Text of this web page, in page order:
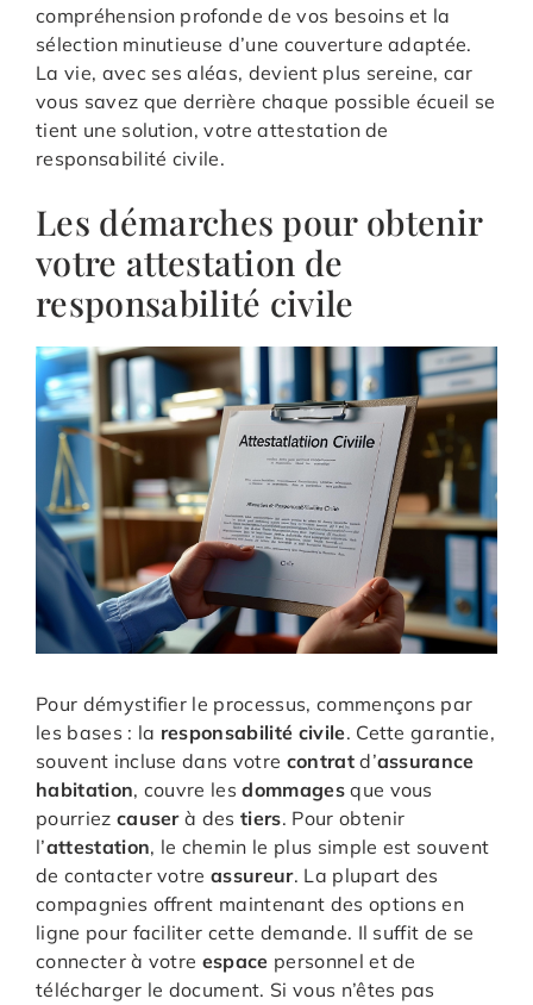
compréhension profonde de vos besoins et la
sélection minutieuse d’une couverture adaptée.
La vie, avec ses aléas, devient plus sereine, car
vous savez que derrière chaque possible écueil se
tient une solution, votre attestation de
responsabilité civile.
Les démarches pour obtenir
votre attestation de
responsabilité civile
Pour démystifier le processus, commençons par
les bases : la responsabilité civile. Cette garantie,
souvent incluse dans votre contratd’assurance
habitation, couvre lesdommagesque vous
pourriez causerà destiers. Pour obtenir
l’attestation, le chemin le plus simple est souvent
de contacter votreassureur. La plupart des
compagnies offrent maintenant des options en
ligne pour faciliter cette demande. Il suffit de se
connecter à votre espace personnel et de
télécharger le document. Si vous n’êtes pas